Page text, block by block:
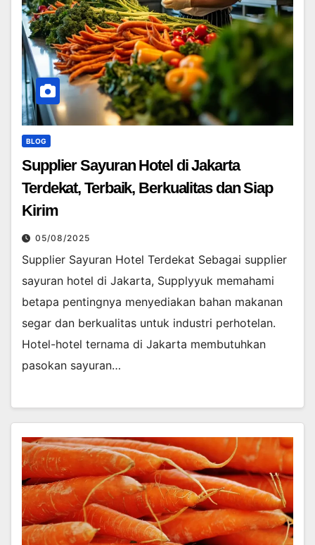
BLOG
Supplier Sayuran Hotel di Jakarta
Terdekat, Terbaik, Berkualitas dan Siap
Kirim
05/08/2025
Supplier Sayuran Hotel Terdekat Sebagai supplier
sayuran hotel di Jakarta, Supplyyuk memahami
betapa pentingnya menyediakan bahan makanan
segar dan berkualitas untuk industri perhotelan.
Hotel-hotel ternama di Jakarta membutuhkan
pasokan sayuran…